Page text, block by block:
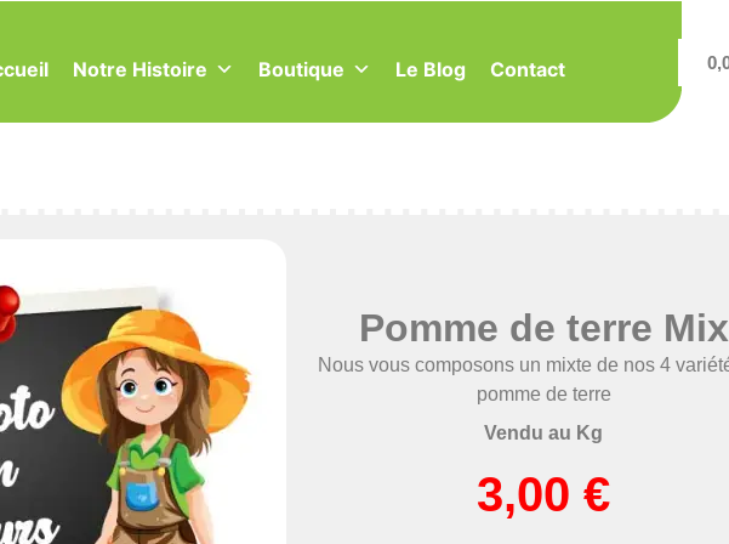
Notre Histoire Boutique Le Blog Contact
Pomme de terre Mix
Nous vous composons un mixte de nos 4
pomme de terre
Vendu au Kg
3,00€